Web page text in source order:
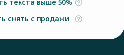
текста выше 50%
снять с продажи